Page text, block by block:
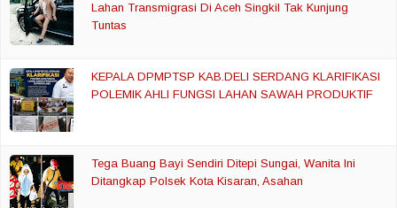
Lahan Transmigrasi Di Aceh Singkil Tak Kunjung
Tuntas
KEPALA DPMPTSP KAB.DELI SERDANG KLARIFIKASI
POLEMIK AHLI FUNGSI LAHAN SAWAH PRODUKTIF
Tega Buang Bayi Sendiri Ditepi Sungai, Wanita Ini
Ditangkap Polsek Kota Kisaran, Asahan